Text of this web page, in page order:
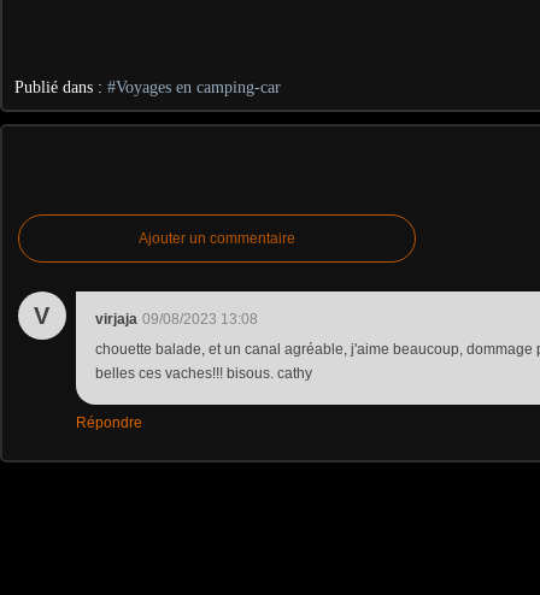
Publié dans : #Voyages en camping-car
Ajouter un commentaire
V virjaja 09/08/2023 13:08
chouette balade, et un canal agréable, j'aime beaucoup, dommage
belles ces vaches!!! bisous. cathy
Répondre